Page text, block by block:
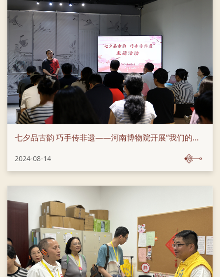
七夕品古韵 巧手传非遗——河南博物院开展“我们的节日·七夕”主题文化活动
2024-08-14